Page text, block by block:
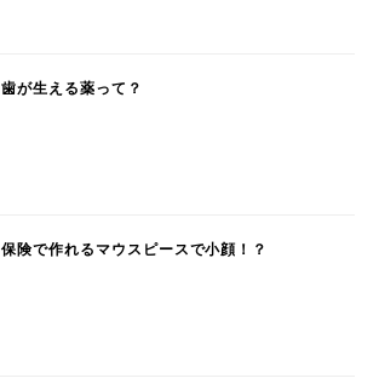
歯が生える薬って？
保険で作れるマウスピースで小顔！？